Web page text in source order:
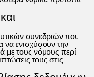
συνεδριών που
να ενισχύσουν την
με τους νόμους περί
τους στις